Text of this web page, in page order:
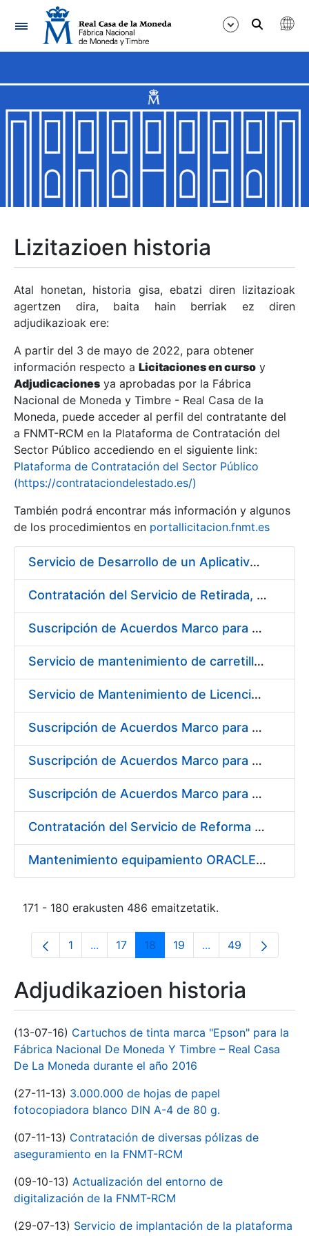
Nabigazioa
Erakutsi/Ezkutatu
Erakutsi/Ezkutatu
Erakutsi/Ezkutatu
Erakutsi/Ezkutatu
Erakutsi/Ezkutatu
Erakutsi/Ezkutatu
Erakutsi/Ezkutatu
Erakutsi/Ezkutatu
Lizitazioen historia
Atal honetan, historia gisa, ebatzi diren lizitazioak
agertzen dira, baita hain berriak ez diren
adjudikazioak ere:
A partir del 3 de mayo de 2022, para obtener
información respecto a Licitaciones en curso y
Adjudicaciones ya aprobadas por la Fábrica
Nacional de Moneda y Timbre - Real Casa de la
Moneda, puede acceder al perfil del contratante del
a FNMT-RCM en la Plataforma de Contratación del
Sector Público accediendo en el siguiente link:
Plataforma de Contratación del Sector Público
(https://contrataciondelestado.es/)
También podrá encontrar más información y algunos
de los procedimientos en portallicitacion.fnmt.es
Servicio de Desarrollo de un Aplicativo para la Generación de Claves
Contratación del Servicio de Retirada, Transporte y Gestión de Briquetas en Fábrica de Papel de Burgos
Suscripción de Acuerdos Marco para el Suministro de Material de Electrónica e Informática
Servicio de mantenimiento de carretillas transportadoras - elevadoras para la FNMT-RCM
Servicio de Mantenimiento de Licencias Liferay
Suscripción de Acuerdos Marco para el Suministro de Material de Filtración
Suscripción de Acuerdos Marco para el Suministro de Material de Fontanería y Aire Acondicionado
Suscripción de Acuerdos Marco para el Suministro de Material de Neumática
Contratación del Servicio de Reforma de la Embocadura, Limpieza, Pintado y Numerado de Contenedores para Moneda de la FNMT-RCM
Mantenimiento equipamiento ORACLE en CERES
171 - 180 erakusten 486 emaitzetatik.
Orrialdea
1 ...Intermediate Pages Use TAB to navigate.
Orrialdea
17 Orrialdea
18 Orrialdea
19 ...Intermediate
Orrialdea
49
Adjudikazioen historia
(13-07-16) Cartuchos de tinta marca "Epson" para la
Fábrica Nacional De Moneda Y Timbre – Real Casa
De La Moneda durante el año 2016
(27-11-13) 3.000.000 de hojas de papel
fotocopiadora blanco DIN A-4 de 80 g.
(07-11-13) Contratación de diversas pólizas de
aseguramiento en la FNMT-RCM
(09-10-13) Actualización del entorno de
digitalización de la FNMT-RCM
(29-07-13) Servicio de implantación de la plataforma